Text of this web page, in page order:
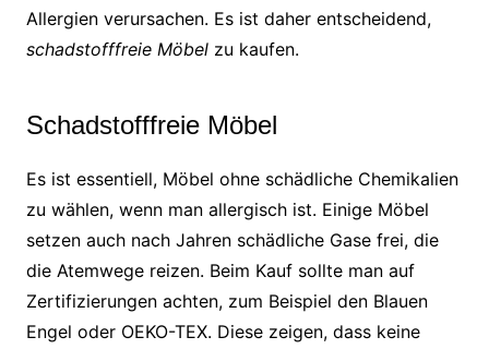
Allergien verursachen. Es ist daher entscheidend,
schadstofffreie Möbelzu kaufen.
Schadstofffreie Möbel
Es ist essentiell, Möbel ohne schädliche Chemikalien
zu wählen, wenn man allergisch ist. Einige Möbel
setzen auch nach Jahren schädliche Gase frei, die
die Atemwege reizen. Beim Kauf sollte man auf
Zertifizierungen achten, zum Beispiel den Blauen
Engel oder OEKO-TEX. Diese zeigen, dass keine